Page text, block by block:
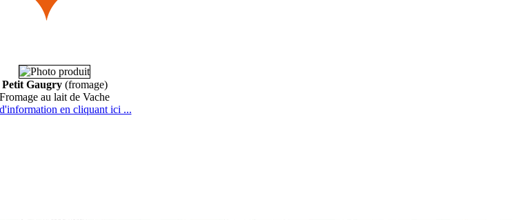
Petit Gaugry(fromage)
Fromage au lait de Vache
en cliquant ici ...